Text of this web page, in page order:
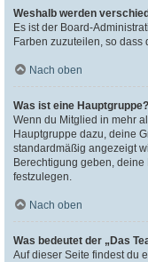
Weshalb werden
Es ist der Board-
Farben zuzuteilen, so
Nach oben
Was ist eine Hauptgruppe?
Wenn du Mitglied in mehr
Hauptgruppe dazu, deine
standardmäßig angezeigt
Berechtigung geben,
festzulegen.
Nach oben
Was bedeutet der „Das
Auf dieser Seite findest du